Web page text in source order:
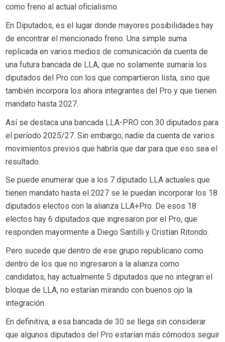
como freno al actual oficialismo.
En Diputados, es el lugar donde mayores posibilidades hay
de encontrar el mencionado freno. Una simple suma
replicada en varios medios de comunicación da cuenta de
una futura bancada de LLA, que no solamente sumaría los
diputados del Pro con los que compartieron lista, sino que
también incorpora los ahora integrantes del Pro y que tienen
mandato hasta 2027.
Así se destaca una bancada LLA-PRO con 30 diputados para
el período 2025/27. Sin embargo, nadie da cuenta de varios
movimientos previos que habría que dar para que eso sea el
resultado.
Se puede enumerar que a los 7 diputado LLA actuales que
tienen mandato hasta el 2027 se le puedan incorporar los 18
diputados electos con la alianza LLA+Pro. De esos 18
electos hay 6 diputados que ingresaron por el Pro, que
responden mayormente a Diego Santilli y Cristian Ritondo.
Pero sucede que dentro de ese grupo republicano como
dentro de los que no ingresaron a la alianza como
candidatos, hay actualmente 5 diputados que no integran el
bloque de LLA, no estarían mirando con buenos ojo la
integración.
En definitiva, a esa bancada de 30 se llega sin considerar
que algunos diputados del Pro estarían más cómodos seguir